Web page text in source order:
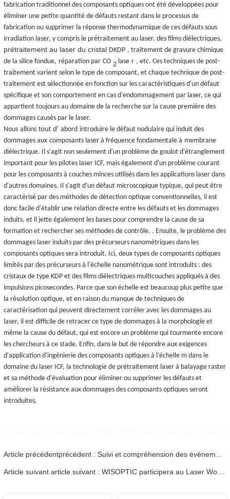
fabrication traditionnel des composants optiques ont été développées pour
éliminer une petite quantité de défauts restant dans le processus de
fabrication ou supprimer la réponse thermodynamique de ces défauts sous
irradiation laser, y compris le prétraitement au laser. des films diélectriques,
prétraitement au laser du cristal DKDP , traitement de gravure chimique
de la silice fondue, réparation par CO 2 lase r , etc. Ces techniques de post-
traitement varient selon le type de composant, et chaque technique de post-
traitement est sélectionnée en fonction sur les caractéristiques d'un défaut
spécifique et son comportement en cas d'endommagement par laser, ce qui
appartient toujours au domaine de la recherche sur la cause première des
dommages causés par le laser.
Nous allons tout d' abord introduire le défaut nodulaire qui induit des
dommages aux composants laser à fréquence fondamentale à membrane
diélectrique. Il s'agit non seulement d'un problème de goulot d'étranglement
important pour les pilotes laser ICF, mais également d'un problème courant
pour les composants à couches minces utilisés dans les applications laser dans
d'autres domaines. Il s'agit d'un défaut microscopique typique, qui peut être
caractérisé par des méthodes de détection optique conventionnelles, il est
donc facile d'établir une relation directe entre les défauts et les dommages
induits, et il jette également les bases pour comprendre la cause de sa
formation et rechercher ses méthodes de contrôle. . Ensuite, le problème des
dommages laser induits par des précurseurs nanométriques dans les
composants optiques sera introduit. Ici, deux types de composants optiques
limités par des précurseurs à l'échelle nanométrique sont introduits : des
cristaux de type KDP et des films diélectriques multicouches appliqués à des
impulsions picosecondes. Parce que son échelle est beaucoup plus petite que
la résolution optique, et en raison du manque de techniques de
caractérisation qui peuvent directement corréler avec les dommages au
laser, il est difficile de retracer ce type de dommages à la morphologie et
même la cause du défaut, qui est encore un problème qui tourmente encore
les chercheurs à ce stade. Enfin, dans le but de répondre aux exigences
d'application d'ingénierie des composants optiques à l'échelle m dans le
domaine du laser ICF, la technologie de prétraitement laser à balayage raster
et sa méthode d'évaluation pour éliminer ou supprimer les défauts et
améliorer la résistance aux dommages des composants optiques seront
introduites.